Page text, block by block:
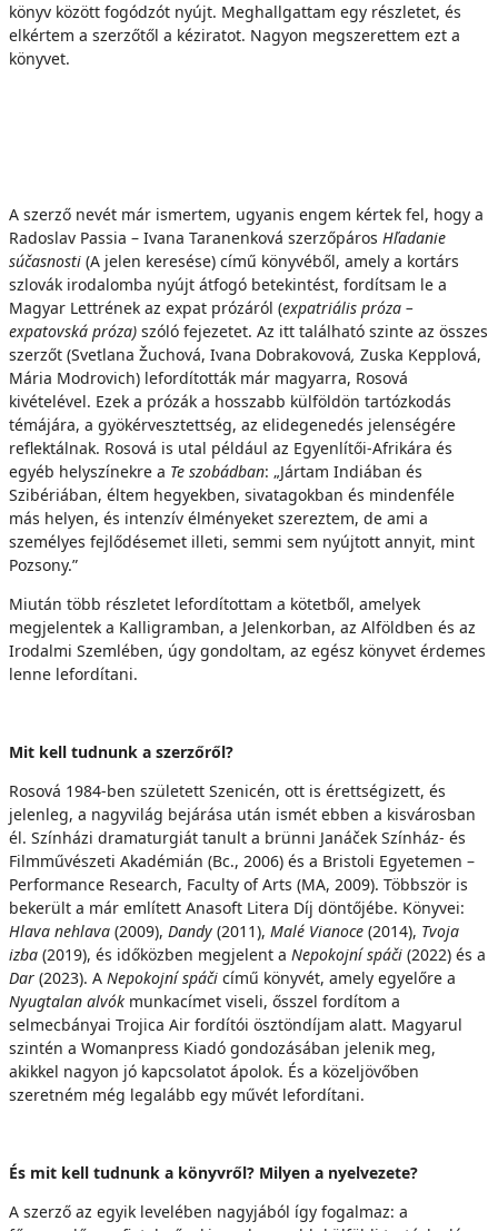
könyv között fogódzót nyújt. Meghallgattam egy részletet, és
elkértem a szerzőtől a kéziratot. Nagyon megszerettem ezt a
könyvet.
A szerző nevét már ismertem, ugyanis engem kértek fel, hogy a
Radoslav Passia – Ivana Taranenková szerzőpáros Hľadanie
súčasnosti (A jelen keresése) című könyvéből, amely a kortárs
szlovák irodalomba nyújt átfogó betekintést, fordítsam le a
Magyar Lettrének az expat prózáról (expatriális próza –
expatovská próza) szóló fejezetet. Az itt található szinte az összes
szerzőt (Svetlana Žuchová, Ivana Dobrakovová, Zuska Kepplová,
Mária Modrovich) lefordították már magyarra, Rosová
kivételével. Ezek a prózák a hosszabb külföldön tartózkodás
témájára, a gyökérvesztettség, az elidegenedés jelenségére
reflektálnak. Rosová is utal például az Egyenlítői-Afrikára és
egyéb helyszínekre a Te szobádban: „Jártam Indiában és
Szibériában, éltem hegyekben, sivatagokban és mindenféle
más helyen, és intenzív élményeket szereztem, de ami a
személyes fejlődésemet illeti, semmi sem nyújtott annyit, mint
Pozsony.”
Miután több részletet lefordítottam a kötetből, amelyek
megjelentek a Kalligramban, a Jelenkorban, az Alföldben és az
Irodalmi Szemlében, úgy gondoltam, az egész könyvet érdemes
lenne lefordítani.
Mit kell tudnunk a szerzőről?
Rosová 1984-ben született Szenicén, ott is érettségizett, és
jelenleg, a nagyvilág bejárása után ismét ebben a kisvárosban
él. Színházi dramaturgiát tanult a brünni Janáček Színház- és
Filmművészeti Akadémián (Bc., 2006) és a Bristoli Egyetemen –
Performance Research, Faculty of Arts (MA, 2009). Többször is
bekerült a már említett Anasoft Litera Díj döntőjébe. Könyvei:
Hlava nehlava (2009), Dandy (2011), Malé Vianoce (2014), Tvoja
izba (2019), és időközben megjelent a Nepokojní spáči (2022) és a
Dar (2023). A Nepokojní spáči című könyvét, amely egyelőre a
Nyugtalan alvók munkacímet viseli, ősszel fordítom a
selmecbányai Trojica Air fordítói ösztöndíjam alatt. Magyarul
szintén a Womanpress Kiadó gondozásában jelenik meg,
akikkel nagyon jó kapcsolatot ápolok. És a közeljövőben
szeretném még legalább egy művét lefordítani.
És mit kell tudnunk a könyvről? Milyen a nyelvezete?
A szerző az egyik levelében nagyjából így fogalmaz: a